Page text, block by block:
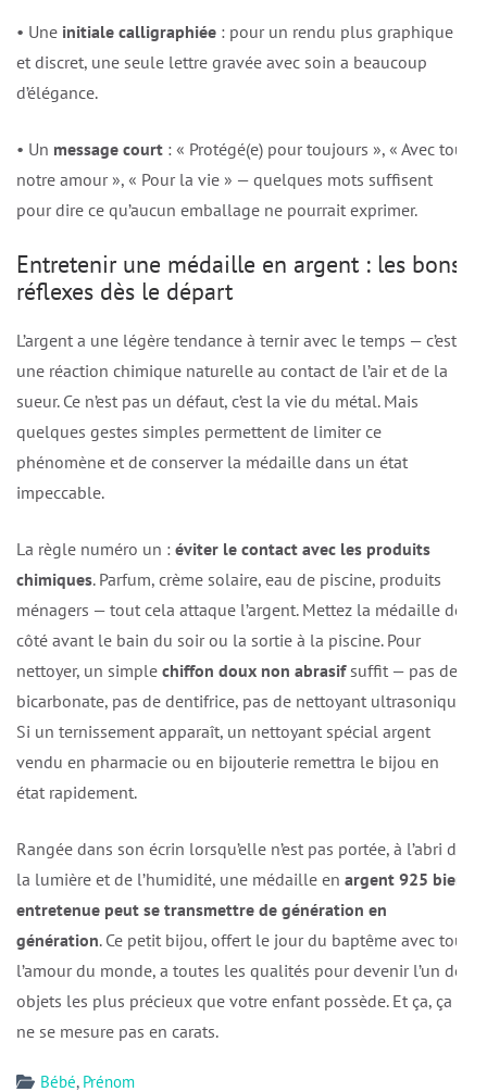
• Une initiale calligraphiée : pour un rendu plus graphique
et discret, une seule lettre gravée avec soin a beaucoup
d’élégance.
• Un message court : « Protégé(e) pour toujours », « Avec tout
notre amour », « Pour la vie » — quelques mots suffisent
pour dire ce qu’aucun emballage ne pourrait exprimer.
Entretenir une médaille en argent : les bons
réflexes dès le départ
L’argent a une légère tendance à ternir avec le temps — c’est
une réaction chimique naturelle au contact de l’air et de la
sueur. Ce n’est pas un défaut, c’est la vie du métal. Mais
quelques gestes simples permettent de limiter ce
phénomène et de conserver la médaille dans un état
impeccable.
La règle numéro un : éviter le contact avec les produits
chimiques. Parfum, crème solaire, eau de piscine, produits
ménagers — tout cela attaque l’argent. Mettez la médaille de
côté avant le bain du soir ou la sortie à la piscine. Pour
nettoyer, un simple chiffon doux non abrasifsuffit — pas de
bicarbonate, pas de dentifrice, pas de nettoyant ultrasonique.
Si un ternissement apparaît, un nettoyant spécial argent
vendu en pharmacie ou en bijouterie remettra le bijou en
état rapidement.
Rangée dans son écrin lorsqu’elle n’est pas portée, à l’abri de
la lumière et de l’humidité, une médaille en argent 925 bien
entretenue peut se transmettre de génération en
génération. Ce petit bijou, offert le jour du baptême avec tout
l’amour du monde, a toutes les qualités pour devenir l’un des
objets les plus précieux que votre enfant possède. Et ça, ça
ne se mesure pas en carats.
Bébé, Prénom